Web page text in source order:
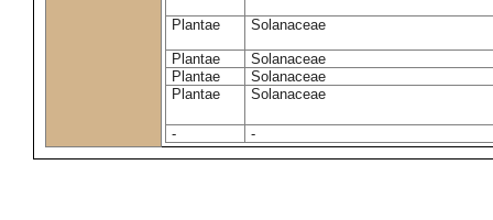
Plantae Solanaceae
Plantae
Solanaceae
Plantae
Solanaceae
Plantae
Solanaceae
- -